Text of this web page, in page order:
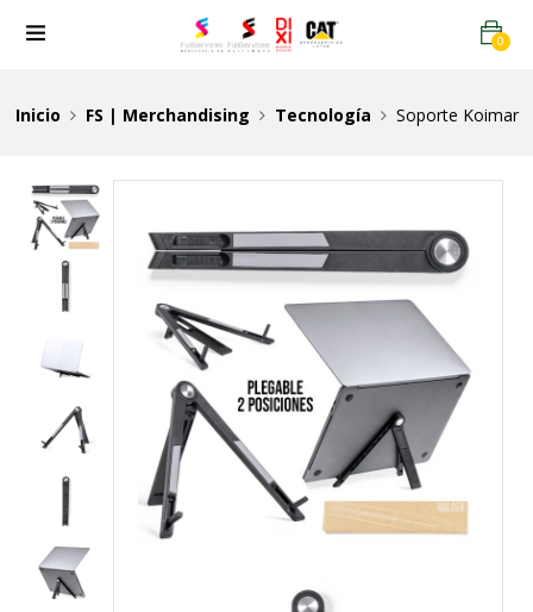
0
Inicio FS | Merchandising Tecnología Soporte Koimar